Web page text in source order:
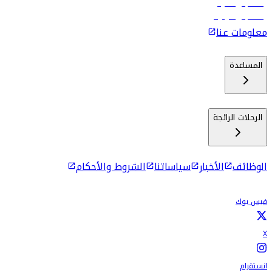
رحلات إلى ماليه
رحلات إلى كولومبو
معلومات عنا
المساعدة
الرحلات الرائجة
الوظائف الأخبار سياساتنا الشروط والأحكام
فيس بوك
X
انستقرام